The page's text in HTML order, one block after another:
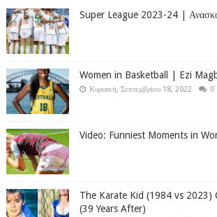
Super League 2023-24 |
Women in Basketball | Ezi
Κυριακή, Σεπτεμβρίου 18, 2022 0
Video: Funniest Moments in
The Karate Kid (1984 vs 2023)
(39 Years After)